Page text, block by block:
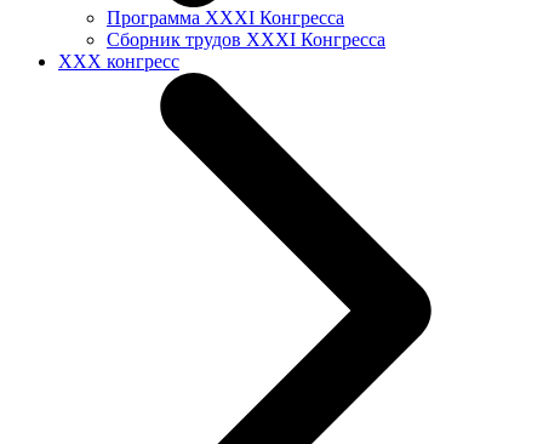
Программа XXXI Конгресса
Сборник трудов XXXI Конгресса
XXX конгресс